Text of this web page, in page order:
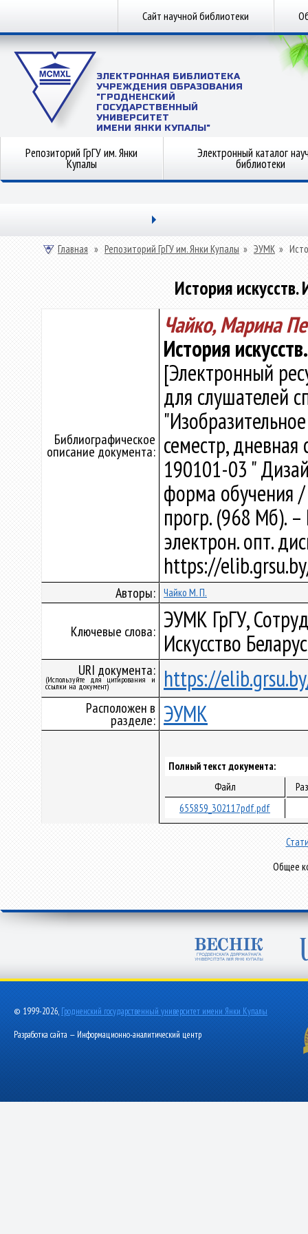
Сайт научной библиотеки
ЭЛЕКТРОННАЯ БИБЛИОТЕКА
УЧРЕЖДЕНИЯ ОБРАЗОВАНИЯ
"ГРОДНЕНСКИЙ
ГОСУДАРСТВЕННЫЙ
УНИВЕРСИТЕТ
ИМЕНИ ЯНКИ КУПАЛЫ"
Репозиторий ГрГУ им. Янки
Купалы
Электронный каталог
библиотеки
Главная » Репозиторий ГрГУ им. Янки Купалы » ЭУМК »
История искусств.
Библиографическое
описание документа:
Чайко, Марина
История
[Электронный
для слушателей
семестр,
190101-03 "
форма обучения /
прогр. (968 Мб).
электрон. опт.
https://
Авторы: Чайко М. П.
Ключевые слова: ЭУМК ГрГУ,
Искусство
URI документа:
(Используйте для цитирования и
ссылки на документ) https://
Расположен в
разделе: ЭУМК
Полный текст документа:
Файл
655859_302117pdf.pdf
Общее
© 1999-2026, Гродненский государственный университет имени Янки Купалы
Разработка сайта — Информационно-аналитический центр